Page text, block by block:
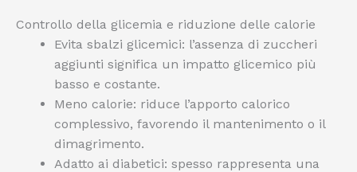
Controllo della glicemia e riduzione delle calorie
Evita sbalzi glicemici: l’assenza di zuccheri
aggiunti significa un impatto glicemico più
basso e costante.
Meno calorie: riduce l’apporto calorico
complessivo, favorendo il mantenimento o il
dimagrimento.
Adatto ai diabetici: spesso rappresenta una